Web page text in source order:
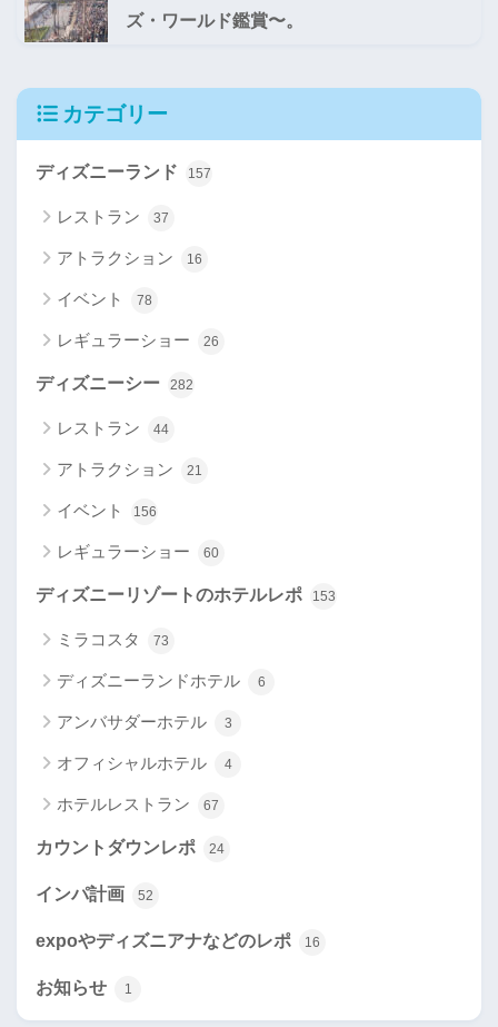
ズ・ワールド鑑賞〜。
カテゴリー
ディズニーランド 157
レストラン 37
アトラクション 16
イベント 78
レギュラーショー 26
ディズニーシー 282
レストラン 44
アトラクション 21
イベント 156
レギュラーショー 60
ディズニーリゾートのホテルレポ 153
ミラコスタ 73
ディズニーランドホテル 6
アンバサダーホテル 3
オフィシャルホテル 4
ホテルレストラン 67
カウントダウンレポ 24
インパ計画 52
expoやディズニアナなどのレポ 16
お知らせ 1